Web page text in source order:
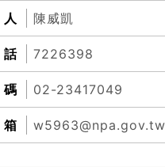
陳威凱
7226398
02-23417049
w5963@npa.gov.tw